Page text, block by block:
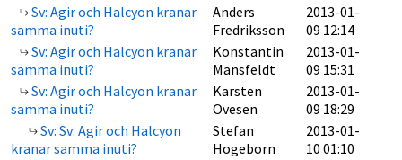
Sv: Agir och Halcyon kranar
samma inuti?
Anders
Fredriksson
2013-01-
09 12:14
Sv: Agir och Halcyon kranar
samma inuti?
Konstantin
Mansfeldt
2013-01-
09 15:31
Sv: Agir och Halcyon kranar
samma inuti?
Karsten
Ovesen
2013-01-
09 18:29
Sv: Sv: Agir och Halcyon
kranar samma inuti?
Stefan
Hogeborn
2013-01-
10 01:10